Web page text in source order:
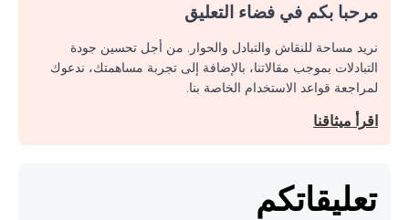
مرحبا بكم في فضاء التعليق
نريد مساحة للنقاش والتبادل والحوار. من أجل تحسين جودة
التبادلات بموجب مقالاتنا، بالإضافة إلى تجربة مساهمتك، ندعوك
لمراجعة قواعد الاستخدام الخاصة بنا.
اقرأ ميثاقنا
تعليقاتكم